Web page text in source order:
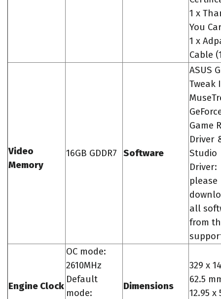
1 x
You
1 x
Cable
Video
Memory
16GB GDDR7 Software
ASUS
Tweak
Game
Driver
Studio
Driver:
please
all
from
Engine Clock
OC mode:
2610MHz
Default
mode:
Dimensions
329 x
62.5
12.95 x